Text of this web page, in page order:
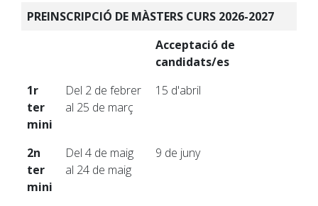
PREINSCRIPCIÓ DE MÀSTERS CURS 2026-2027
Acceptació de
candidats/es
1r
ter
mini
Del 2 de febrer
al 25 de març
15 d'abril
2n
ter
mini
Del 4 de maig
al 24 de maig
9 de juny